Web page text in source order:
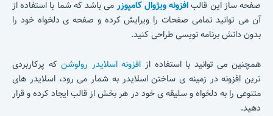
صفحه ساز این قالبافزونه ویژوال کامپوزرمی باشد که شما با استفاده از
آن می توانید تمامی صفحات را ویرایش کرده و صفحه ی دلخواه خود را
بدون دانش برنامه نویسی طراحی کنید.
همچنین می توانید با استفاده از افزونه اسلایدر رولوشنکه پرکاربردی
ترین افزونه در زمینه ی ساختن اسلایدر به شمار می رود، اسلایدر های
متنوعی را به دلخواه و سلیقه ی خود در هر بخش از قالب ایجاد کرده و قرار
دهید.